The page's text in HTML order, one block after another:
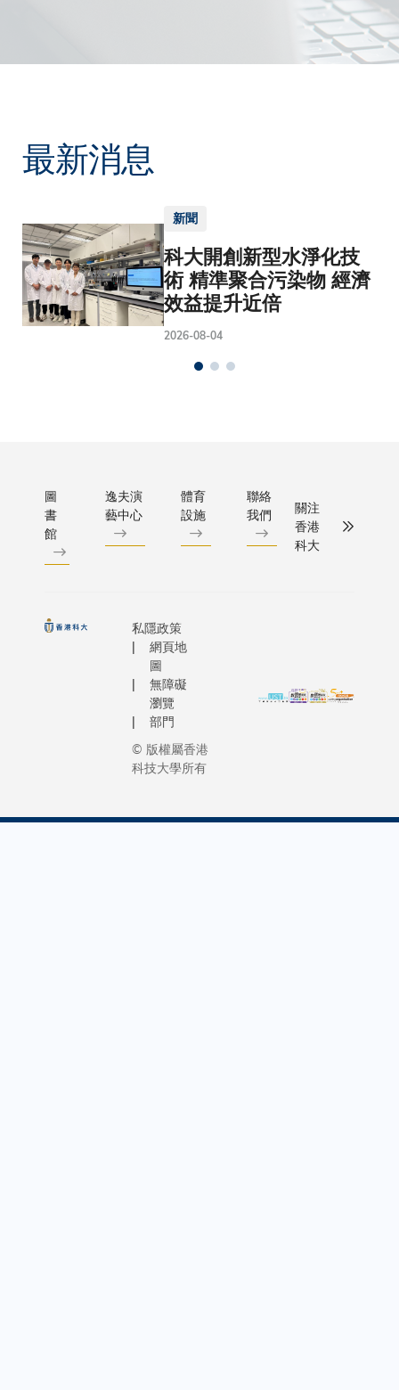
最新消息
新聞
科大開創新型水淨化技
術 精準聚合污染物 經濟
效益提升近倍
2026-08-04
圖
書
館
逸夫演
藝中心
體育
設施
聯絡
我們
關注
香港
科大
私隱政策
網頁地
圖
無障礙
瀏覽
部門
© 版權屬香港
科技大學所有